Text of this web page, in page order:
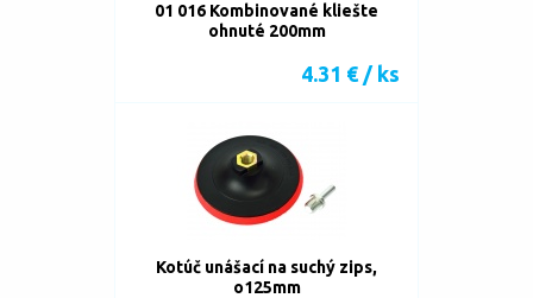
01 016 Kombinované kliešte
ohnuté 200mm
4.31 € / ks
Kotúč unášací na suchý zips,
o125mm